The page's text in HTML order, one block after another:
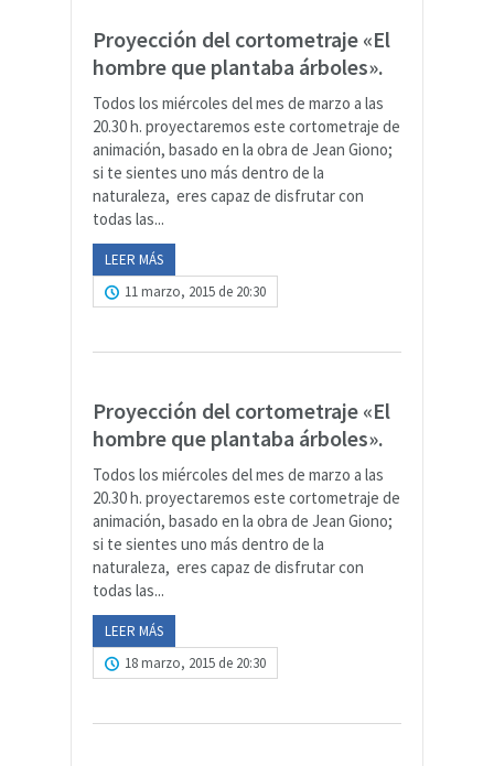
Proyección del cortometraje «El
hombre que plantaba árboles».
Todos los miércoles del mes de marzo a las
20.30 h. proyectaremos este cortometraje de
animación, basado en la obra de Jean Giono;
si te sientes uno más dentro de la
naturaleza, eres capaz de disfrutar con
todas las...
LEER MÁS
11 marzo, 2015 de 20:30
Proyección del cortometraje «El
hombre que plantaba árboles».
Todos los miércoles del mes de marzo a las
20.30 h. proyectaremos este cortometraje de
animación, basado en la obra de Jean Giono;
si te sientes uno más dentro de la
naturaleza, eres capaz de disfrutar con
todas las...
LEER MÁS
18 marzo, 2015 de 20:30